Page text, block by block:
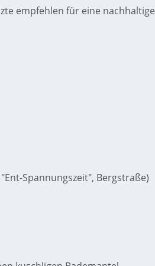
empfehlen für eine nachhaltige
Spannungszeit", Bergstraße)